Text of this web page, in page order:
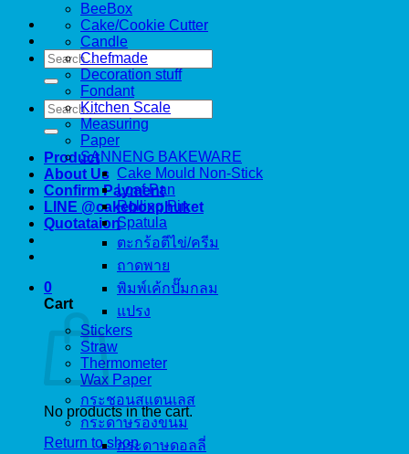
Search
for:
Search
for:
Product
About Us
Confirm Payment
LINE @cakeboxphuket
Quotataion
0
Cart
No products in the cart.
Return to shop
BeeBox
Cake/Cookie Cutter
Candle
Chefmade
Decoration stuff
Fondant
Kitchen Scale
Measuring
Paper
SANNENG BAKEWARE
Cake Mould Non-Stick
Loaf Pan
Rolling Pin
Spatula
ตะกร้อตีไข่/ครีม
ถาดพาย
พิมพ์เค้กปั๊มกลม
แปรง
Stickers
Straw
Thermometer
Wax Paper
กระชอนสแตนเลส
กระดาษรองขนม
กระดาษดอลลี่